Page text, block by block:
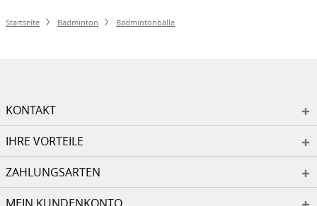
Startseite Badminton Badmintonbälle
KONTAKT
IHRE VORTEILE
ZAHLUNGSARTEN